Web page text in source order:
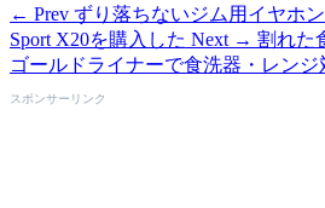
← Prev ずり落ちないジム用イヤホ
Sport X20を購入した Next → 割れた
ゴールドライナーで食洗器・レン
スポンサーリンク